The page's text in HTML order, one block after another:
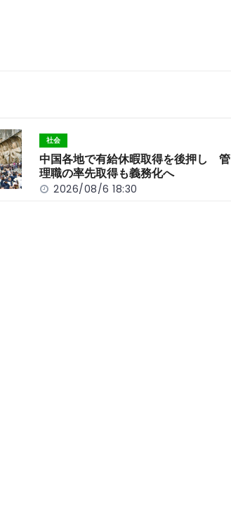
社会
中国各地で有給休暇取得を後押し 管
理職の率先取得も義務化へ
2026/08/6 18:30